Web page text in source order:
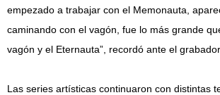
empezado a trabajar con el Memonauta,
caminando con el vagón, fue lo más grande
vagón y el Eternauta”, recordó ante el
Las series artísticas continuaron con distintas